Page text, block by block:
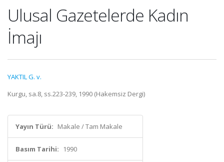
Ulusal Gazetelerde Kadın
İmajı
YAKTIL G. v.
Kurgu, sa.8, ss.223-239, 1990 (Hakemsiz Dergi)
Yayın Türü: Makale / Tam Makale
Basım Tarihi: 1990